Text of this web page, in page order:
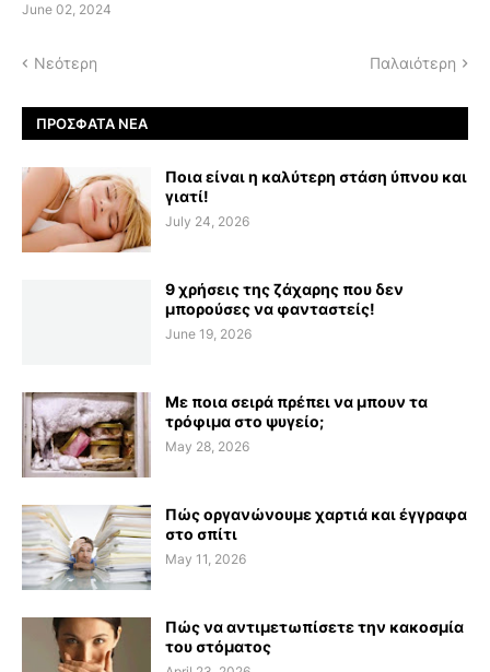
June 02, 2024
Νεότερη Παλαιότερη
ΠΡΌΣΦΑΤΑ ΝΈΑ
Ποια είναι η καλύτερη στάση ύπνου και
γιατί!
July 24, 2026
9 χρήσεις της ζάχαρης που δεν
μπορούσες να φανταστείς!
June 19, 2026
Με ποια σειρά πρέπει να μπουν τα
τρόφιμα στο ψυγείο;
May 28, 2026
Πώς οργανώνουμε χαρτιά και έγγραφα
στο σπίτι
May 11, 2026
Πώς να αντιμετωπίσετε την κακοσμία
του στόματος